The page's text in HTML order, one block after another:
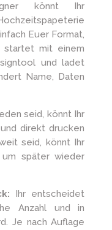
könnt Ihr
Euer Format,
startet mit einem
und ladet
Name, Daten
seid, könnt Ihr
direkt drucken
seid, könnt Ihr
später wieder
Ihr entscheidet
Anzahl und in
Je nach Auflage